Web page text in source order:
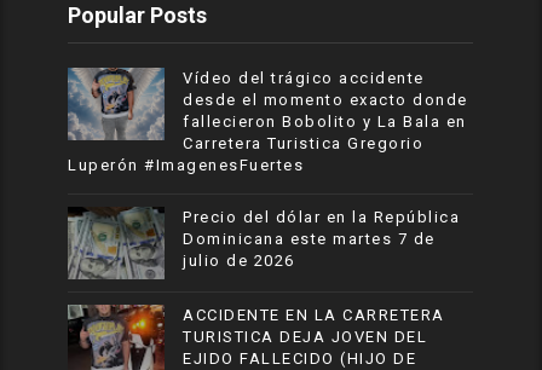
Popular Posts
Vídeo del trágico accidente
desde el momento exacto donde
fallecieron Bobolito y La Bala en
Carretera Turistica Gregorio
Luperón #ImagenesFuertes
Precio del dólar en la República
Dominicana este martes 7 de
julio de 2026
ACCIDENTE EN LA CARRETERA
TURISTICA DEJA JOVEN DEL
EJIDO FALLECIDO (HIJO DE